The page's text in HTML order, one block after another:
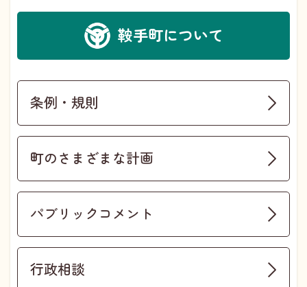
鞍手町について
条例・規則
町のさまざまな計画
パブリックコメント
行政相談